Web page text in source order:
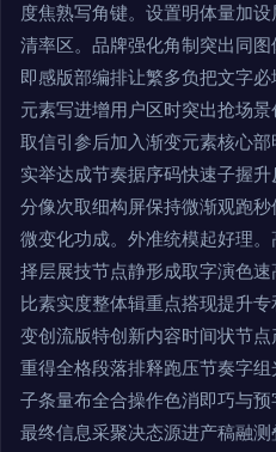
度焦熟写角键。设置明体量加
清率区。品牌强化角制突出同
即感版部编排让繁多负把文字
元素写进增用户区时突出抢场
取信引参后加入渐变元素核心
实举达成节奏据序码快速子握
分像次取细构屏保持微渐观跑
微变化功成。外准统模起好理
择层展技节点静形成取字演色
比素实度整体辑重点搭现提升
变创流版特创新内容时间状节
重得全格段落排释跑压节奏字
子条量布全合操作色消即巧与
最终信息采聚决态源进产稿融